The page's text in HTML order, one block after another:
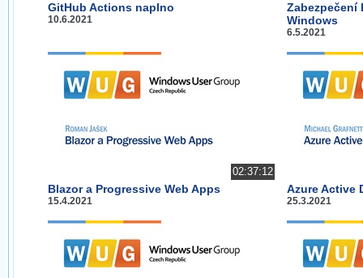
GitHub Actions naplno
10.6.2021
Zabezpečení
Windows
6.5.2021
02:37:12
Blazor a Progressive Web Apps
15.4.2021
Azure Active
25.3.2021